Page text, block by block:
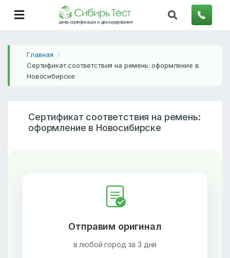
центр сертификации и декларирования
Главная /
Сертификат соответствия на ремень: оформление в
Новосибирске
Сертификат соответствия на ремень:
оформление в Новосибирске
Отправим оригинал
в любой город за 3 дня